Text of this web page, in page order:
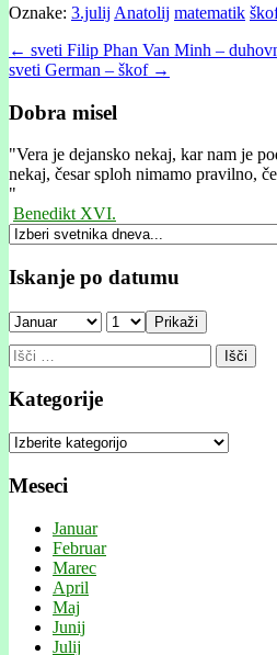
Oznake: 3.julij Anatolij matematik
Post
navigation
← sveti Filip Phan Van Minh –
sveti German – škof →
Dobra misel
"Vera je dejansko nekaj, kar nam je
nekaj, česar sploh nimamo pravilno,
"
Benedikt XVI.
Iskanje po datumu
Prikaži
Išči:
Kategorije
Kategorije
Meseci
Januar
Februar
Marec
April
Maj
Junij
Julij